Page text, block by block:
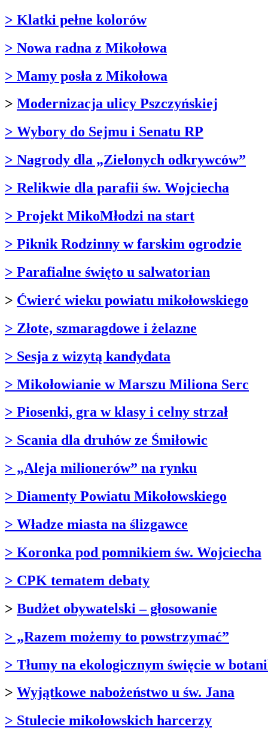
> Klatki pełne kolorów
> Nowa radna z Mikołowa
> Mamy posła z Mikołowa
> Modernizacja ulicy Pszczyńskiej
> Wybory do Sejmu i Senatu RP
> Nagrody dla „Zielonych odkrywców”
> Relikwie dla parafii św. Wojciecha
> Projekt MikoMłodzi na start
> Piknik Rodzinny w farskim ogrodzie
> Parafialne święto u salwatorian
> Ćwierć wieku powiatu mikołowskiego
> Złote, szmaragdowe i żelazne
> Sesja z wizytą kandydata
> Mikołowianie w Marszu Miliona Serc
> Piosenki, gra w klasy i celny strzał
> Scania dla druhów ze Śmiłowic
> „Aleja milionerów” na rynku
> Diamenty Powiatu Mikołowskiego
> Władze miasta na ślizgawce
> Koronka pod pomnikiem św. Wojciecha
> CPK tematem debaty
> Budżet obywatelski – głosowanie
> „Razem możemy to powstrzymać”
> Tłumy na ekologicznym święcie w
> Wyjątkowe nabożeństwo u św. Jana
> Stulecie mikołowskich harcerzy